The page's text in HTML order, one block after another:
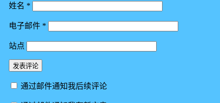
姓名 *
电子邮件 *
站点
通过邮件通知我后续评论